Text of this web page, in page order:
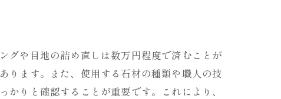
グや目地の詰め直しは数万円程度で済むことが
ります。また、使用する石材の種類や職人の技
りと確認することが重要です。これにより、